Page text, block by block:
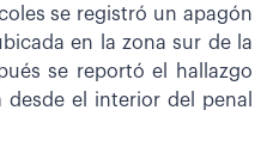
se registró un apagón
en la zona sur de la
se reportó el hallazgo
el interior del penal